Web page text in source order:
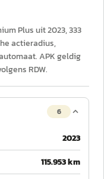
Plus uit 2023, 333
actieradius,
APK geldig
RDW.
6
2023
115.953 km